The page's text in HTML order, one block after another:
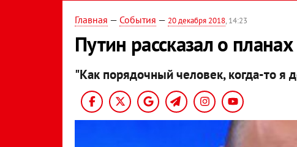
Главная — События — 20 декабря 2018, 14:23
Путин рассказал о
"Как порядочный человек, когда-то я